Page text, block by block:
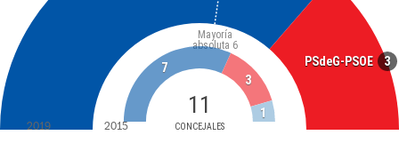
PSdeG-PSOE 3
11
CONCEJALES
Mayoría
absoluta 6
7
3
1
2019 2015